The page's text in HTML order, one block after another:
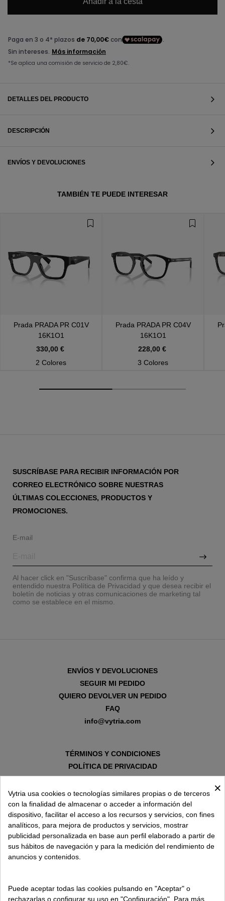
DETALLES DEL PRODUCTO
DESCRIPCIÓN
ENVÍOS Y DEVOLUCIONES
TAMBIÉN TE PUEDE INTERESAR
Prada PRADA PR C01V
16K1O1
330,00 €
2 Colores
Prada PRADA PR C04V
16K1O1
228,00 €
3 Colores
SUSCRÍBASE PARA RECIBIR INFORMACIÓN POR
CORREO ELECTRÓNICO SOBRE NUESTRAS
ÚLTIMAS COLECCIONES, PRODUCTOS Y
PROMOCIONES.
E-mail
Al hacer click en "Suscríbase" confirma que ha leído y
entendido nuestra Política de Privacidad y que desea recibir el
boletín de noticias y otras comunicaciones de marketing tal
como se establece en el mismo.
ENVÍOS Y DEVOLUCIONES
SEGUIR MI PEDIDO
QUIERO DEVOLVER UN PEDIDO
FAQ
info@vytria.com
TÉRMINOS Y CONDICIONES
POLÍTICA DE PRIVACIDAD
AVISO LEGAL
POLÍTICA DE COOKIES
SOBRE VYTRIA
×
Vytria usa cookies o tecnologías similares propias o de terceros
con la finalidad de almacenar o acceder a información del
dispositivo, facilitar el acceso a los recursos y servicios, con fines
analíticos, para mejora de productos y servicios, mostrar
publicidad personalizada en base aun perfil elaborado a partir de
sus hábitos de navegación y para la medición del rendimiento de
anuncios y contenidos.
Puede aceptar todas las cookies pulsando en "Aceptar" o
rechazarlas o configurar su uso en "Configuración". Para más